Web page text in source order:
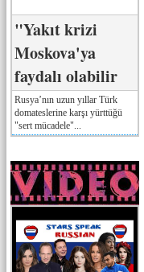
"Yakıt krizi
Moskova'ya
faydalı olabilir
Rusya’nın uzun yıllar Türk
domateslerine karşı yürttüğü
"sert mücadele"...